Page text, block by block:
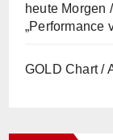
heute Morgen
„Performance
GOLD Chart /